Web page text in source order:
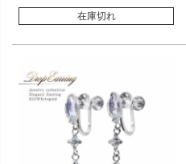
在庫切れ